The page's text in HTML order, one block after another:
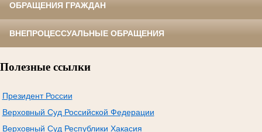
ОБРАЩЕНИЯ ГРАЖДАН
ВНЕПРОЦЕССУАЛЬНЫЕ ОБРАЩЕНИЯ
Полезные ссылки
Президент России
Верховный Суд Российской Федерации
Верховный Суд Республики Хакасия